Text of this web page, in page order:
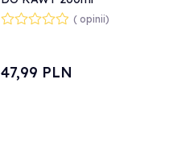
KINGHOFF KH-1044
INDUKCJA
( opinii)
47,99 PLN